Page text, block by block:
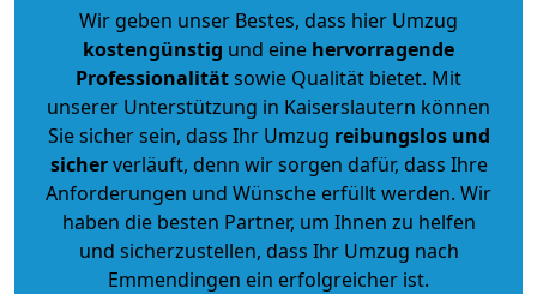
Wir geben unser Bestes, dass hier Umzug
kostengünstig und eine hervorragende
Professionalitätsowie Qualität bietet. Mit
unserer Unterstützung in Kaiserslautern können
Sie sicher sein, dass Ihr Umzug reibungslos und
sicherverläuft, denn wir sorgen dafür, dass Ihre
Anforderungen und Wünsche erfüllt werden. Wir
haben die besten Partner, um Ihnen zu helfen
und sicherzustellen, dass Ihr Umzug nach
Emmendingen ein erfolgreicher ist.